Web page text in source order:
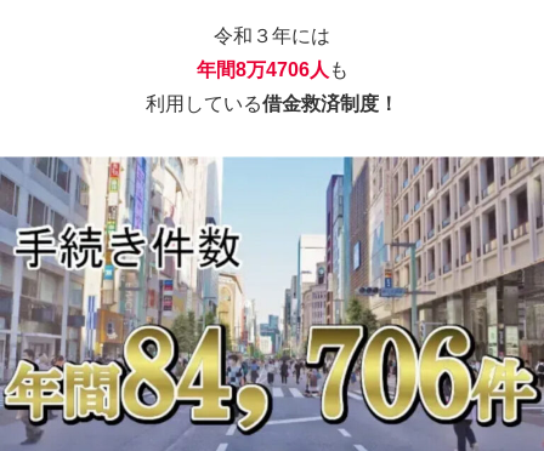
この借金減額シミュレーターを
きっかけにして、